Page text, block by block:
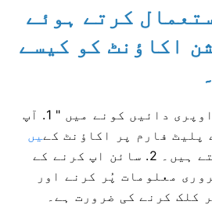
کرتے ہوئے
اکاؤنٹ کو کیسے
1. آپ اوپری دائیں کونے میں "
یں پلیٹ فارم پر اکاؤنٹ کے
کر سکتے ہیں۔ 2. سائن اپ کرنے کے
معلومات پُر کرنے اور
کلک کرنے کی ضرورت ہے۔